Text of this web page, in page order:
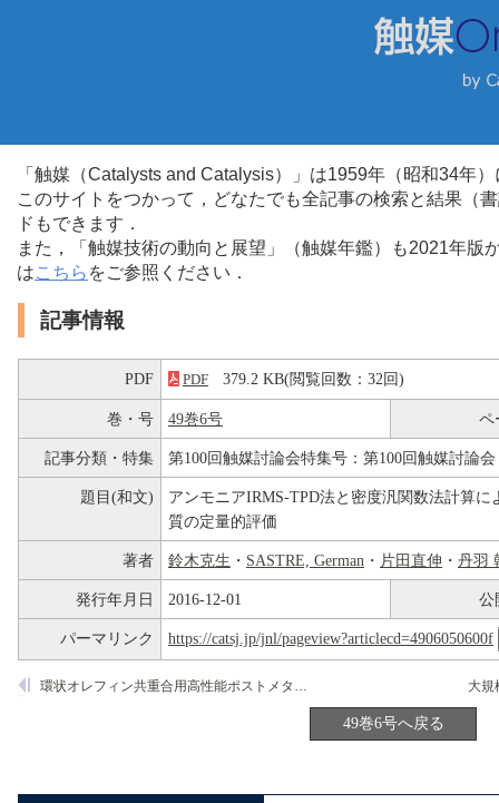
「触媒（Catalysts and Catalysis）」は1959年（昭和34年
このサイトをつかって，どなたでも全記事の検索と結果（
ドもできます．
また，「触媒技術の動向と展望」（触媒年鑑）も2021年
はこちら をご参照ください．
記事情報
PDF PDF 379.2 KB(閲覧回数：32回)
巻・号 49巻6号 ペ
記事分類・特集 第100回触媒討論会特集号：第100回触媒討論会
題目(和文)
アンモニアIRMS-TPD法と密度汎関数法計算
質の定量的評価
著者 鈴木克生 ・ SASTRE, German ・ 片田直伸 ・ 丹羽
発行年月日 2016-12-01 公
パーマリンク https://catsj.jp/jnl/pageview?articlecd=4906050600f
環状オレフィン共重合用高性能ポストメタロセン触媒の開発
49巻6号へ戻る